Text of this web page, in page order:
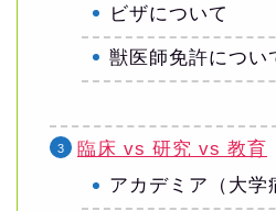
ビザについて
獣医師免許につい
臨床 vs 研究 vs 教育
アカデミア（大学